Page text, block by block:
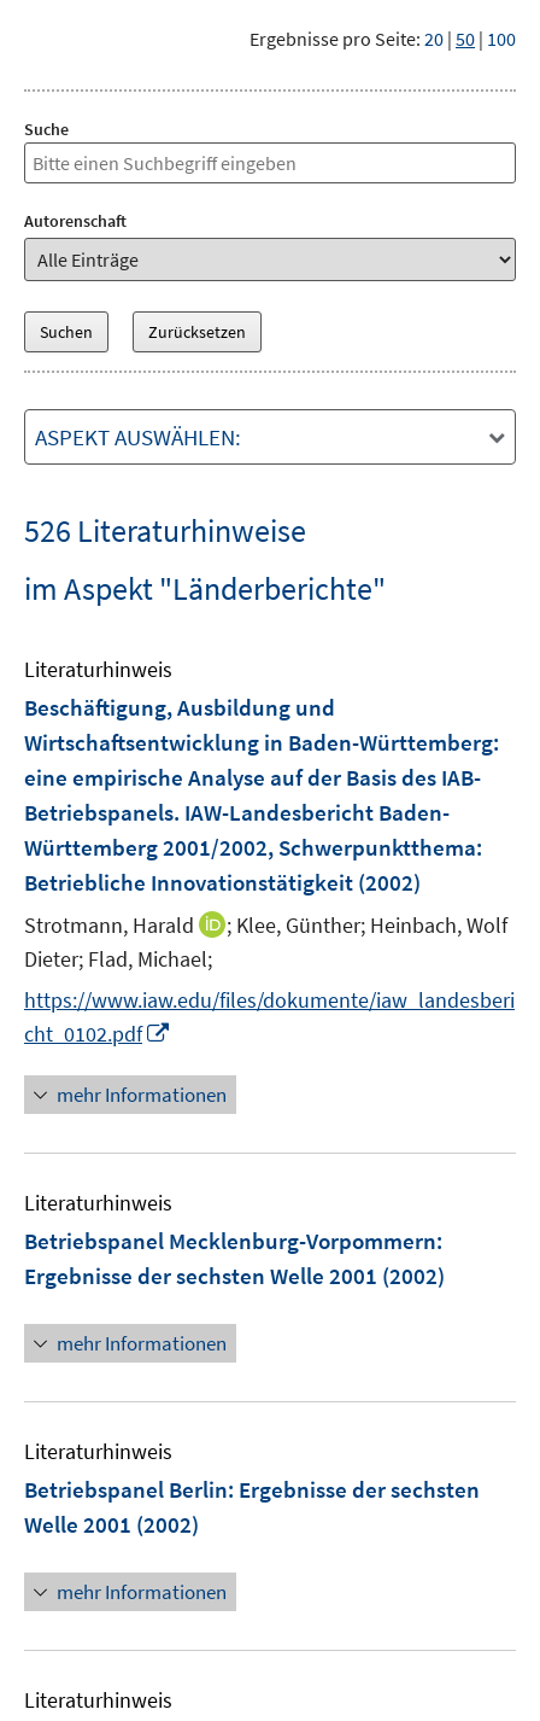
Ergebnisse pro Seite: 20 | 50 | 100
Suche
Autorenschaft
ASPEKT AUSWÄHLEN:
526 Literaturhinweise
im Aspekt "Länderberichte"
Literaturhinweis
Beschäftigung, Ausbildung und
Wirtschaftsentwicklung in Baden-Württemberg:
eine empirische Analyse auf der Basis des IAB-
Betriebspanels. IAW-Landesbericht Baden-
Württemberg 2001/2002, Schwerpunktthema:
Betriebliche Innovationstätigkeit (2002)
Strotmann, Harald
I
e
e
e
t
e
ö
f
; Klee, Günther; Heinbach, Wolf
Dieter; Flad, Michael;
https://www.iaw.edu/files/dokumente/iaw_landesberi
cht_0102.pdf
n
e
u
m
F
n
s
t
r
f
f
n
n
mehr Informationen
Literaturhinweis
Betriebspanel Mecklenburg-Vorpommern:
Ergebnisse der sechsten Welle 2001 (2002)
mehr Informationen
Literaturhinweis
Betriebspanel Berlin: Ergebnisse der sechsten
Welle 2001 (2002)
mehr Informationen
Literaturhinweis